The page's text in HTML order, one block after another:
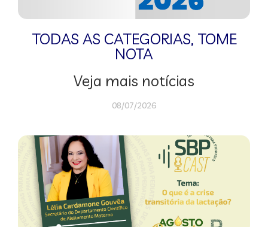
TODAS AS CATEGORIAS, TOME
NOTA
Veja mais notícias
08/07/2026